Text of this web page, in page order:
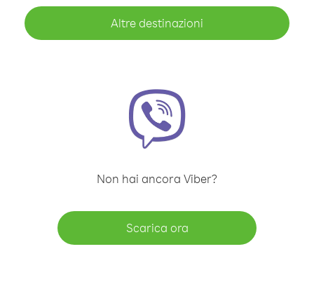
Altre destinazioni
Non hai ancora Viber?
Scarica ora